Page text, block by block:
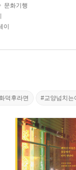
문화기행
이
덕후라면 #교양넘치는